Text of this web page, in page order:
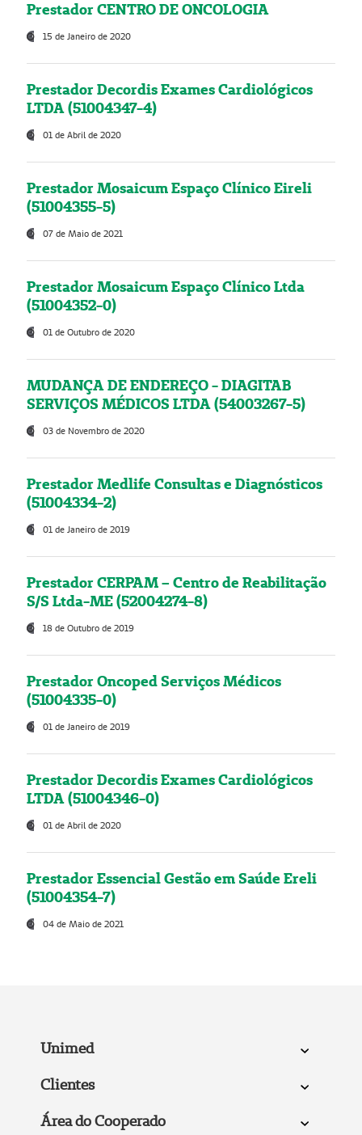
Prestador CENTRO DE ONCOLOGIA
15 de Janeiro de 2020
Prestador Decordis Exames Cardiológicos
LTDA (51004347-4)
01 de Abril de 2020
Prestador Mosaicum Espaço Clínico Eireli
(51004355-5)
07 de Maio de 2021
Prestador Mosaicum Espaço Clínico Ltda
(51004352-0)
01 de Outubro de 2020
MUDANÇA DE ENDEREÇO - DIAGITAB
SERVIÇOS MÉDICOS LTDA (54003267-5)
03 de Novembro de 2020
Prestador Medlife Consultas e Diagnósticos
(51004334-2)
01 de Janeiro de 2019
Prestador CERPAM – Centro de Reabilitação
S/S Ltda-ME (52004274-8)
18 de Outubro de 2019
Prestador Oncoped Serviços Médicos
(51004335-0)
01 de Janeiro de 2019
Prestador Decordis Exames Cardiológicos
LTDA (51004346-0)
01 de Abril de 2020
Prestador Essencial Gestão em Saúde Ereli
(51004354-7)
04 de Maio de 2021
Unimed
Clientes
Área do Cooperado